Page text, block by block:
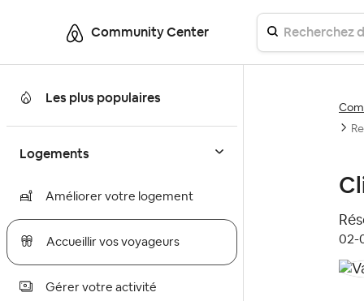
Community Center
Les plus populaires
Logements
Améliorer votre logement
Accueillir vos voyageurs
Gérer votre activité
‎02-